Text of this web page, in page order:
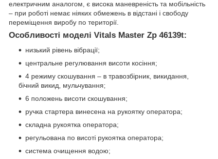
електричним аналогом, є висока маневреність та мобільність
– при роботі немає ніяких обмежень в відстані і свободу
переміщення виробу по території.
Особливості моделі Vitals Master Zр 46139t:
низький рівень вібрації;
центральне регулювання висоти косіння;
4 режиму скошування – в травозбірник, викидання,
бічний викид, мульчування;
6 положень висоти скошування;
ручка стартера винесена на рукоятку оператора;
складна рукоятка оператора;
регульована по висоті рукоятка оператора;
система очищення водою;